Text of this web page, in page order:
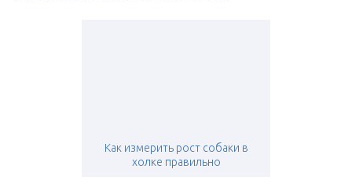
Как измерить рост собаки в
холке правильно